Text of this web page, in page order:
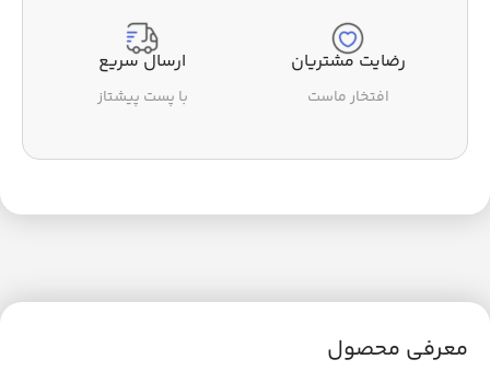
رضایت مشتریان
افتخار ماست
ارسال سریع
با پست پیشتاز
معرفی محصول